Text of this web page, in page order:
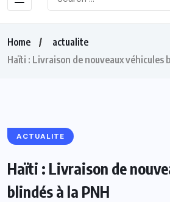
Home
actualite
Haïti : Livraison de nouveaux véhicules
ACTUALITE
Haïti : Livraison de
blindés à la PNH